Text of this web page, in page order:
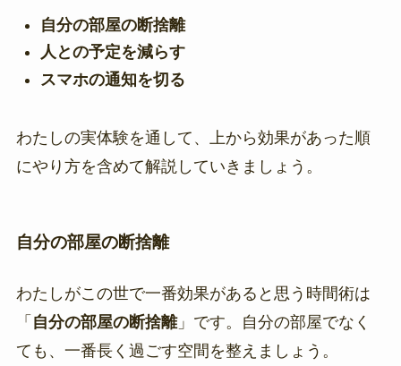
自分の部屋の断捨離
人との予定を減らす
スマホの通知を切る
わたしの実体験を通して、上から効果があった順
にやり方を含めて解説していきましょう。
自分の部屋の断捨離
わたしがこの世で一番効果があると思う時間術は
「 自分の部屋の断捨離」です。自分の部屋でなく
ても、一番長く過ごす空間を整えましょう。